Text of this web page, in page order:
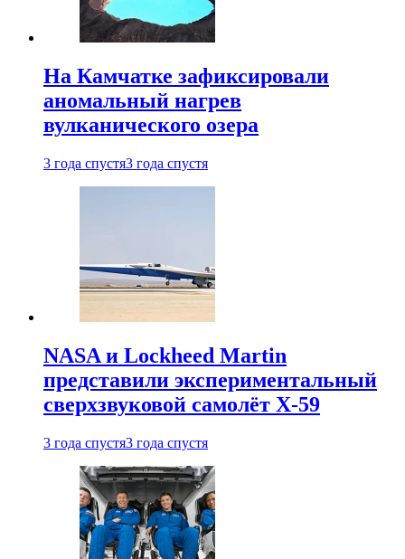
На Камчатке зафиксировали
аномальный нагрев
вулканического озера
3 года спустя3 года спустя
NASA и Lockheed Martin
представили экспериментальный
сверхзвуковой самолёт X-59
3 года спустя3 года спустя